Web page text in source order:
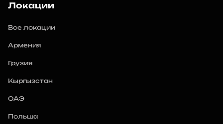
Локации
Все локации
Армения
Грузия
Кыргызстан
ОАЭ
Польша